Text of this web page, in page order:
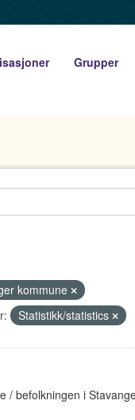
Grupper
kommune
Statistikk/statistics
befolkningen i